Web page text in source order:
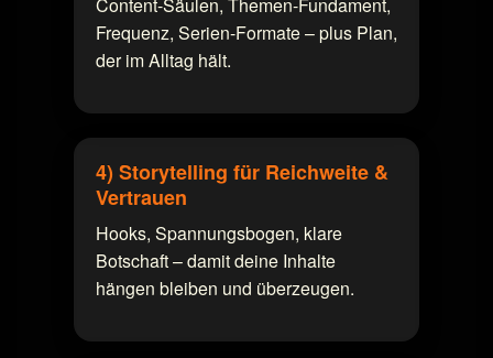
Frequenz, Serien-Formate – plus Plan,
der im Alltag hält.
4) Storytelling für Reichweite &
Vertrauen
Hooks, Spannungsbogen, klare
Botschaft – damit deine Inhalte
hängen bleiben und überzeugen.